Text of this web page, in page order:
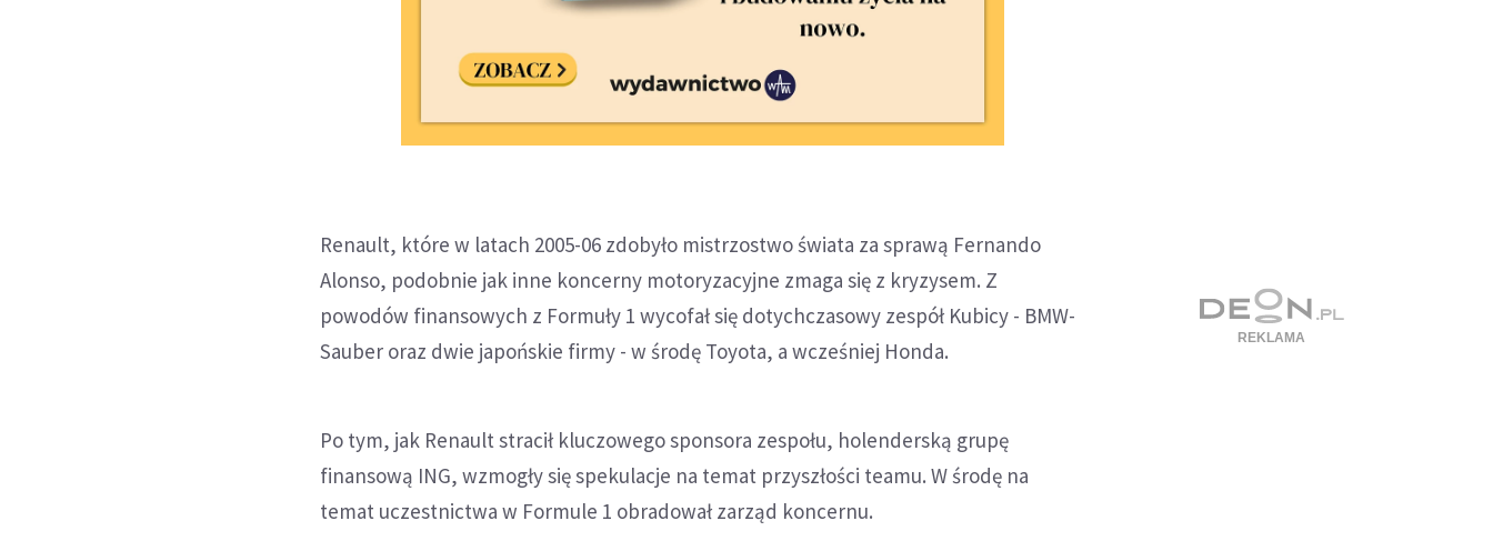
Renault, które w latach 2005-06 zdobyło mistrzostwo świata za sprawą Fernando
Alonso, podobnie jak inne koncerny motoryzacyjne zmaga się z kryzysem. Z
powodów finansowych z Formuły 1 wycofał się dotychczasowy zespół Kubicy - BMW-
Sauber oraz dwie japońskie firmy - w środę Toyota, a wcześniej Honda.
Po tym, jak Renault stracił kluczowego sponsora zespołu, holenderską grupę
finansową ING, wzmogły się spekulacje na temat przyszłości teamu. W środę na
temat uczestnictwa w Formule 1 obradował zarząd koncernu.